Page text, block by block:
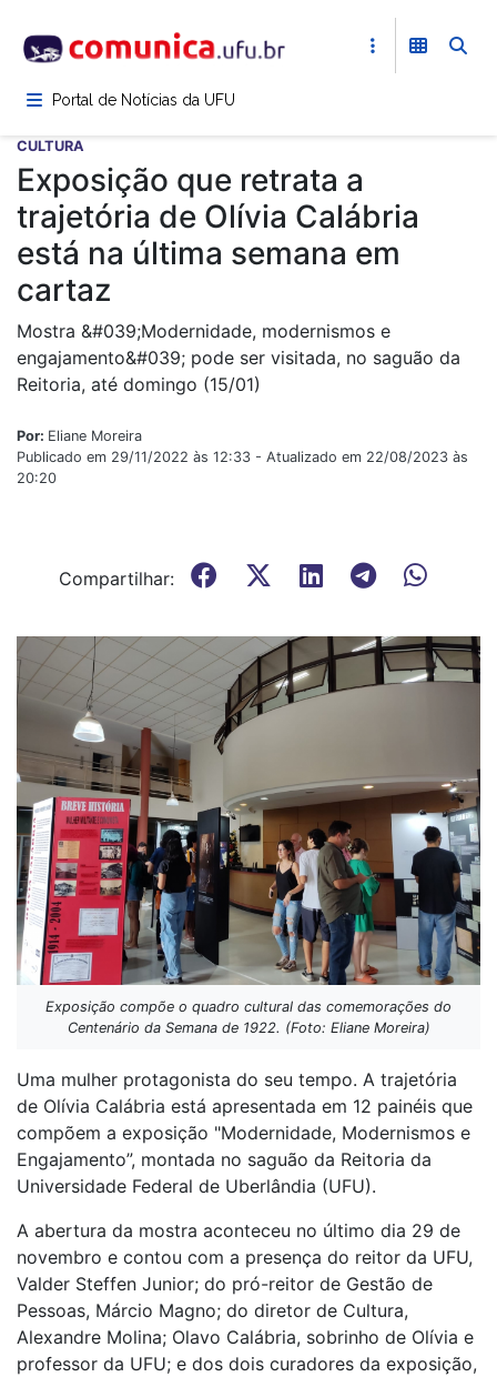
para
conteúdoPortal de Notícias da UFU
CULTURA
Exposição que retrata a
trajetória de Olívia Calábria
está na última semana em
cartaz
Mostra &#039;Modernidade, modernismos e
engajamento&#039; pode ser visitada, no saguão da
Reitoria, até domingo (15/01)
Por: Eliane Moreira
Publicado em 29/11/2022 às 12:33 - Atualizado em 22/08/2023 às
20:20
Compartilhar:
Exposição compõe o quadro cultural das comemorações do
Centenário da Semana de 1922. (Foto: Eliane Moreira)
Uma mulher protagonista do seu tempo. A trajetória
de Olívia Calábria está apresentada em 12 painéis que
compõem a exposição "Modernidade, Modernismos e
Engajamento”, montada no saguão da Reitoria da
Universidade Federal de Uberlândia (UFU).
A abertura da mostra aconteceu no último dia 29 de
novembro e contou com a presença do reitor da UFU,
Valder Steffen Junior; do pró-reitor de Gestão de
Pessoas, Márcio Magno; do diretor de Cultura,
Alexandre Molina; Olavo Calábria, sobrinho de Olívia e
professor da UFU; e dos dois curadores da exposição,